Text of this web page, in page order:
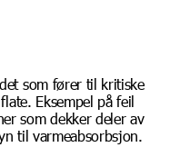
som fører til kritiske
Eksempel på feil
som dekker deler av
til varmeabsorbsjon.